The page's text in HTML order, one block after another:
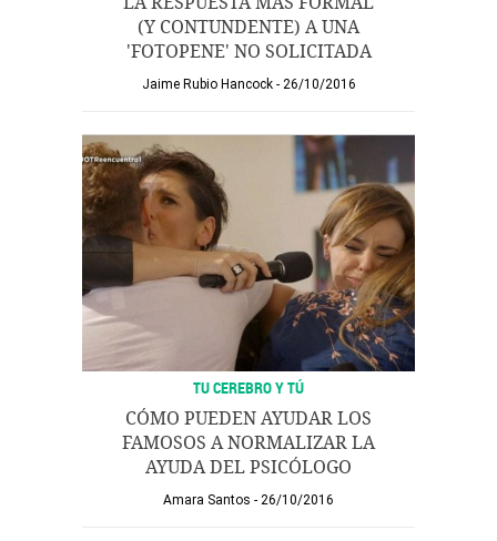
(Y CONTUNDENTE) A UNA
'FOTOPENE' NO SOLICITADA
Jaime Rubio Hancock 26/10/2016
TU CEREBRO Y TÚ
CÓMO PUEDEN AYUDAR LOS
FAMOSOS A NORMALIZAR LA
AYUDA DEL PSICÓLOGO
Amara Santos 26/10/2016